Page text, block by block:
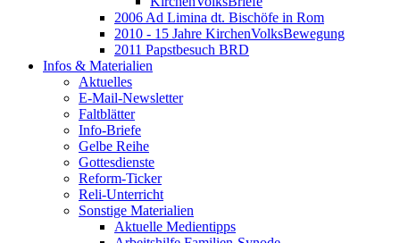
2006 Ad Limina dt. Bischöfe in Rom
2010 - 15 Jahre KirchenVolksBewegung
2011 Papstbesuch BRD
Infos & Materialien
Aktuelles
E-Mail-Newsletter
Faltblätter
Info-Briefe
Gelbe Reihe
Gottesdienste
Reform-Ticker
Reli-Unterricht
Sonstige Materialien
Aktuelle Medientipps